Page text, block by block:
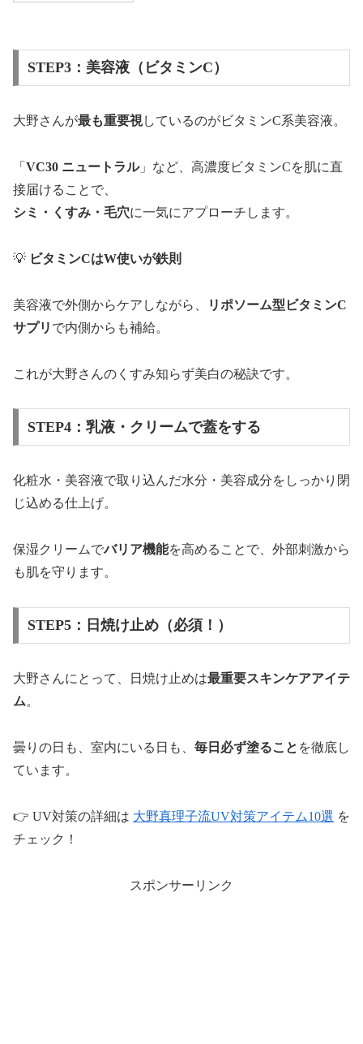
STEP3：美容液（ビタミンC）
大野さんが最も重要視しているのがビタミンC系美容液。
「 VC30 ニュートラル」など、高濃度ビタミンCを肌に直
接届けることで、
シミ・くすみ・毛穴に一気にアプローチします。
💡 ビタミンCはW使いが鉄則
美容液で外側からケアしながら、
リポソーム型ビタミンC
サプリ で内側からも補給。
これが大野さんのくすみ知らず美白の秘訣です。
STEP4：乳液・クリームで蓋をする
化粧水・美容液で取り込んだ水分・美容成分をしっかり閉
じ込める仕上げ。
保湿クリームでバリア機能を高めることで、外部刺激から
も肌を守ります。
STEP5：日焼け止め（必須！）
大野さんにとって、日焼け止めは最重要スキンケアアイテ
ム。
曇りの日も、室内にいる日も、 毎日必ず塗ること を徹底し
ています。
👉 UV対策の詳細は 大野真理子流UV対策アイテム10選 を
チェック！
スポンサーリンク